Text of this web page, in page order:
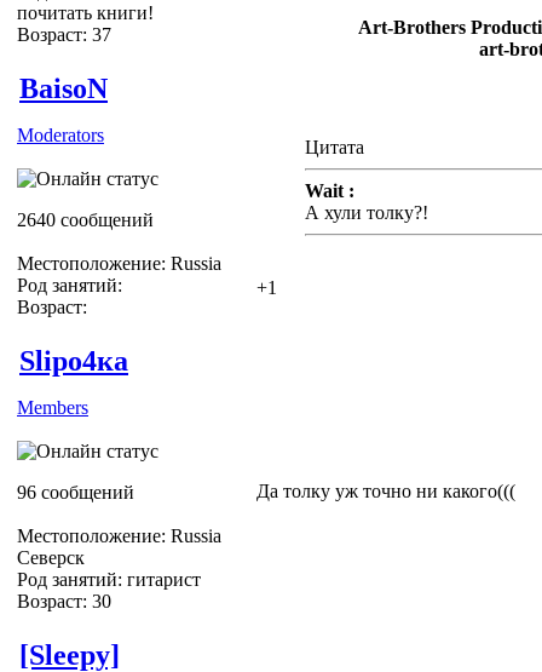
почитать книги!
Возраст: 37
Art-Brothers
art-
BaisoN
Moderators
2640 сообщений
Местоположение: Russia
Род занятий:
Возраст:
Цитата
Wait :
А хули толку?!
+1
Slipо4ка
Members
96 сообщений
Местоположение: Russia
Северск
Род занятий: гитарист
Возраст: 30
Да толку уж точно ни какого(((
[Sleepy]